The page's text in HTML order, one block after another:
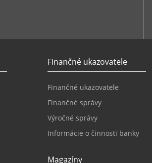
Finančné ukazovatele
Finančné ukazovatele
Finančné správy
Výročné správy
Informácie o činnosti banky
Magazíny